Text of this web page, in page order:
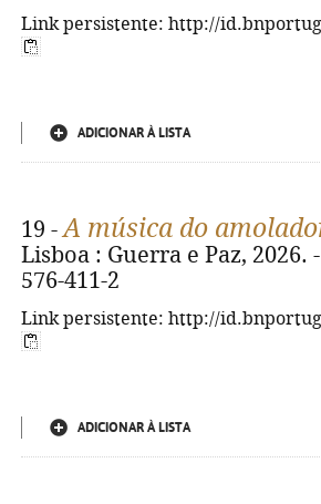
Link persistente: http://
ADICIONAR À LISTA
19 -A música do
Lisboa : Guerra e Paz, 2026.
576-411-2
Link persistente: http://
ADICIONAR À LISTA